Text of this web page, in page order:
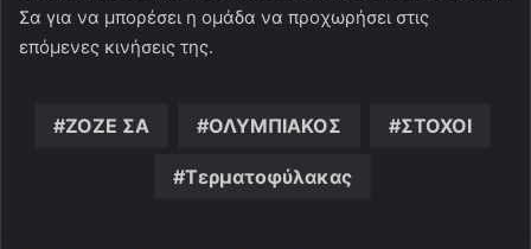
Σα για να μπορέσει η ομάδα να προχωρήσει στις
επόμενες κινήσεις της.
ΖΟΖΕ ΣΑ ΟΛΥΜΠΙΑΚΟΣ ΣΤΟΧΟΙ
Τερματοφύλακας